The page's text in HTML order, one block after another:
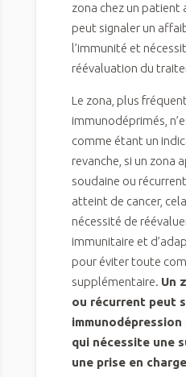
zona chez un patient
peut signaler un
l’immunité et
réévaluation du
Le zona, plus
immunodéprimés,
comme étant un
revanche, si un zona
soudaine ou
atteint de cancer,
nécessité de
immunitaire et
pour éviter toute
supplémentaire. Un
ou récurrent peut
qui nécessite une
une prise en